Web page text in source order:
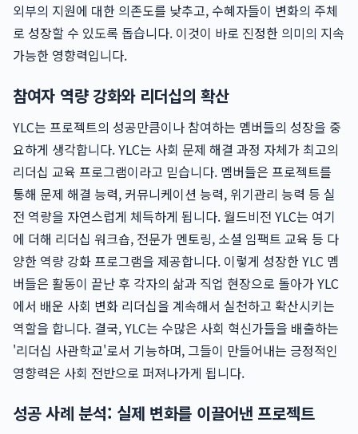
외부의 지원에 대한 의존도를 낮추고, 수혜자들이 변화의 주체
로 성장할 수 있도록 돕습니다. 이것이 바로 진정한 의미의 지속
가능한 영향력입니다.
참여자 역량 강화와 리더십의 확산
YLC는 프로젝트의 성공만큼이나 참여하는 멤버들의 성장을 중
요하게 생각합니다. YLC는 사회 문제 해결 과정 자체가 최고의
리더십 교육 프로그램이라고 믿습니다. 멤버들은 프로젝트를
통해 문제 해결 능력, 커뮤니케이션 능력, 위기관리 능력 등 실
전 역량을 자연스럽게 체득하게 됩니다. 월드비전 YLC는 여기
에 더해 리더십 워크숍, 전문가 멘토링, 소셜 임팩트 교육 등 다
양한 역량 강화 프로그램을 제공합니다. 이렇게 성장한 YLC 멤
버들은 활동이 끝난 후 각자의 삶과 직업 현장으로 돌아가 YLC
에서 배운 사회 변화 리더십을 계속해서 실천하고 확산시키는
역할을 합니다. 결국, YLC는 수많은 사회 혁신가들을 배출하는
'리더십 사관학교'로서 기능하며, 그들이 만들어내는 긍정적인
영향력은 사회 전반으로 퍼져나가게 됩니다.
성공 사례 분석: 실제 변화를 이끌어낸 프로젝트